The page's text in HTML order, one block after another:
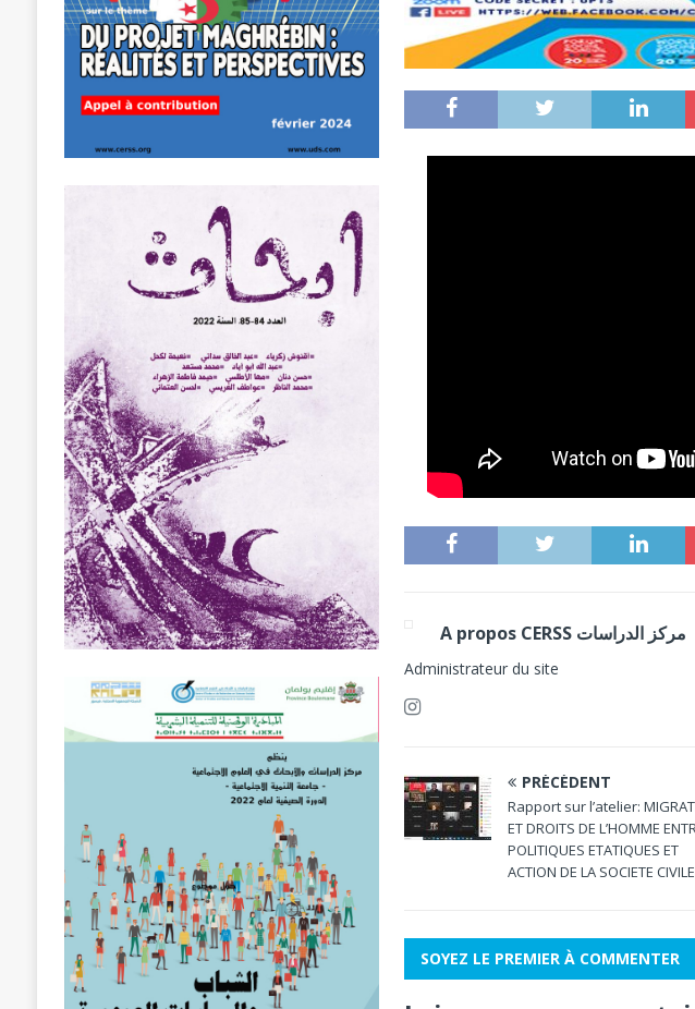
Administrateur du site
PRÉCÉDENT
Rapport sur l’atelier:
ET DROITS DE L’HOMME
POLITIQUES ETATIQUES ET
ACTION DE LA SOCIETE CIVILE
SOYEZ LE PREMIER À COMMENTER